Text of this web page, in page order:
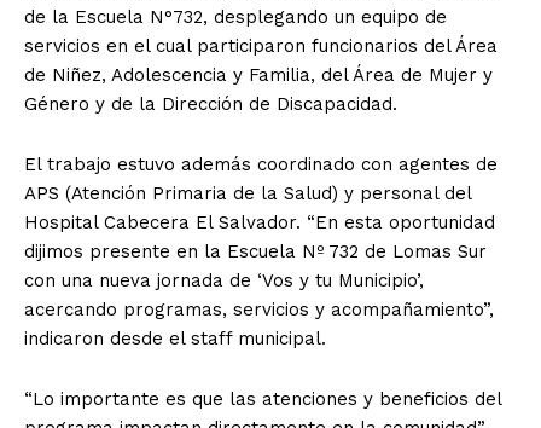
de la Escuela N°732, desplegando un equipo de
servicios en el cual participaron funcionarios del Área
de Niñez, Adolescencia y Familia, del Área de Mujer y
Género y de la Dirección de Discapacidad.
El trabajo estuvo además coordinado con agentes de
APS (Atención Primaria de la Salud) y personal del
Hospital Cabecera El Salvador. “En esta oportunidad
dijimos presente en la Escuela Nº 732 de Lomas Sur
con una nueva jornada de ‘Vos y tu Municipio’,
acercando programas, servicios y acompañamiento”,
indicaron desde el staff municipal.
“Lo importante es que las atenciones y beneficios del